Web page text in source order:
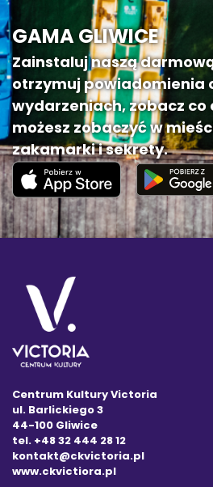
GAMA GLIWICE
Zainstaluj naszą
otrzymuj powiadomienia
wydarzeniach, zobacz co
możesz zobaczyć w
zakamarki i sekrety.
Centrum Kultury Victoria
ul. Barlickiego 3
44-100 Gliwice
tel. +48 32 444 28 12
kontakt@ckvictoria.pl
www.ckvictiora.pl